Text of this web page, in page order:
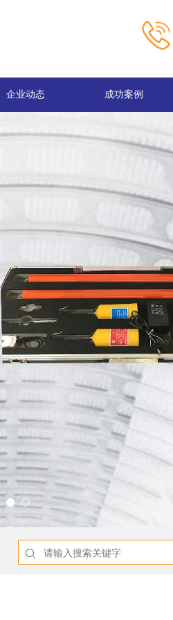
企业动态 成功案例